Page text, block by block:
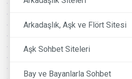
Arkadaşlık, Aşk ve Flört Sitesi
Aşk Sohbet Siteleri
Bay ve Bayanlarla Sohbet